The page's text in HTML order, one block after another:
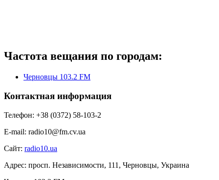
Частота вещания по городам:
Черновцы 103.2 FM
Контактная информация
Телефон: +38 (0372) 58-103-2
E-mail: radio10@fm.cv.ua
Сайт: radio10.ua
Адрес: просп. Независимости, 111, Черновцы, Украина